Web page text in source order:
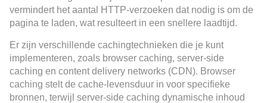
vermindert het aantal HTTP-verzoeken dat nodig is om de
pagina te laden, wat resulteert in een snellere laadtijd.
Er zijn verschillende cachingtechnieken die je kunt
implementeren, zoals browser caching, server-side
caching en content delivery networks (CDN). Browser
caching stelt de cache-levensduur in voor specifieke
bronnen, terwijl server-side caching dynamische inhoud